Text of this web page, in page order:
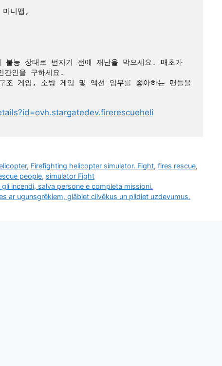
니맵,
불능 상태로 번지기 전에 재난을 막으세요. 매초가
인을 구하세요.
게임, 소방 게임 및 액션 임무를 좋아하는 팬들을
, Firefighting helicopter simulator. Fight,fires rescue,
people, simulator Fight
incendi, salva persone e completa missioni.
ar ugunsgrēkiem, glābiet cilvēkus un pildiet uzdevumus.